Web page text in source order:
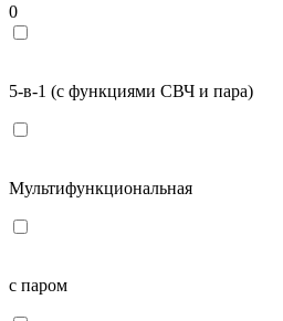
0
5-в-1 (с функциями СВЧ и пара)
Мультифункциональная
с паром